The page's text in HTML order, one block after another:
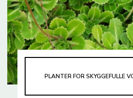
PLANTER FOR SKYGGEFULLE